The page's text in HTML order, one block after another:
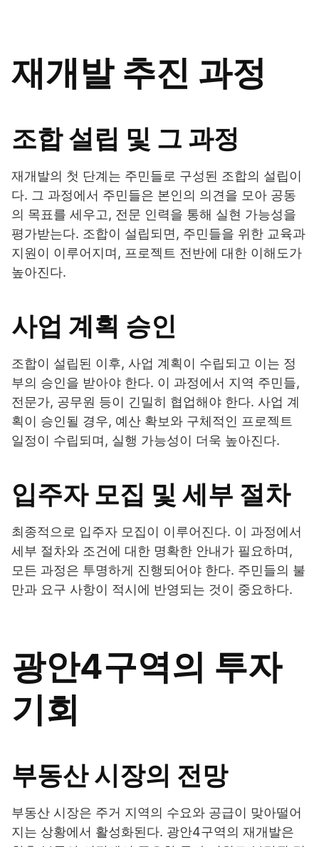
재개발 추진 과정
조합 설립 및 그 과정
재개발의 첫 단계는 주민들로 구성된 조합의 설립이
다. 그 과정에서 주민들은 본인의 의견을 모아 공동
의 목표를 세우고, 전문 인력을 통해 실현 가능성을
평가받는다. 조합이 설립되면, 주민들을 위한 교육과
지원이 이루어지며, 프로젝트 전반에 대한 이해도가
높아진다.
사업 계획 승인
조합이 설립된 이후, 사업 계획이 수립되고 이는 정
부의 승인을 받아야 한다. 이 과정에서 지역 주민들,
전문가, 공무원 등이 긴밀히 협업해야 한다. 사업 계
획이 승인될 경우, 예산 확보와 구체적인 프로젝트
일정이 수립되며, 실행 가능성이 더욱 높아진다.
입주자 모집 및 세부 절차
최종적으로 입주자 모집이 이루어진다. 이 과정에서
세부 절차와 조건에 대한 명확한 안내가 필요하며,
모든 과정은 투명하게 진행되어야 한다. 주민들의 불
만과 요구 사항이 적시에 반영되는 것이 중요하다.
광안4구역의 투자
기회
부동산 시장의 전망
부동산 시장은 주거 지역의 수요와 공급이 맞아떨어
지는 상황에서 활성화된다. 광안4구역의 재개발은